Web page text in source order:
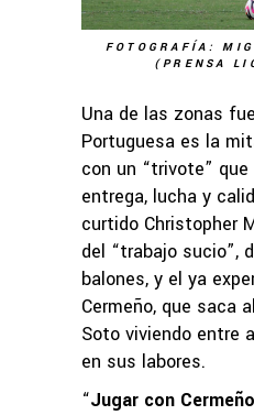
FOTOGRAFÍA:
(PRENSA
Una de las zonas
Portuguesa es la
con un “trivote”
entrega, lucha y
curtido Christopher
del “trabajo sucio”,
balones, y el ya
Cermeño, que saca
Soto viviendo entre
en sus labores.
“Jugar con